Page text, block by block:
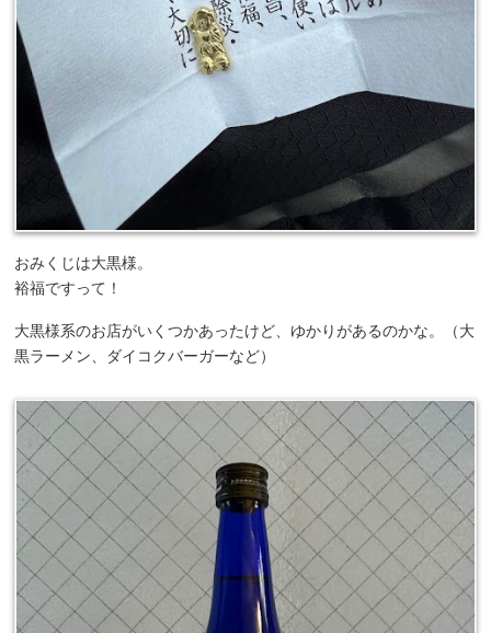
おみくじは大黒様。
裕福ですって！
大黒様系のお店がいくつかあったけど、ゆかりがあるのかな。（大
黒ラーメン、ダイコクバーガーなど）